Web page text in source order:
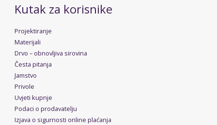
Kutak za korisnike
Projektiranje
Materijali
Drvo – obnovljiva sirovina
Česta pitanja
Jamstvo
Privole
Uvjeti kupnje
Podaci o prodavatelju
Izjava o sigurnosti online plaćanja